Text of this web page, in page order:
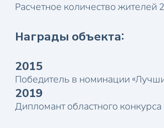
Расчетное количество жителей
Награды объекта:
2015
Победитель в номинации
2019
Дипломант областного